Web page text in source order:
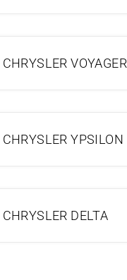
VOYAGER
YPSILON
DELTA